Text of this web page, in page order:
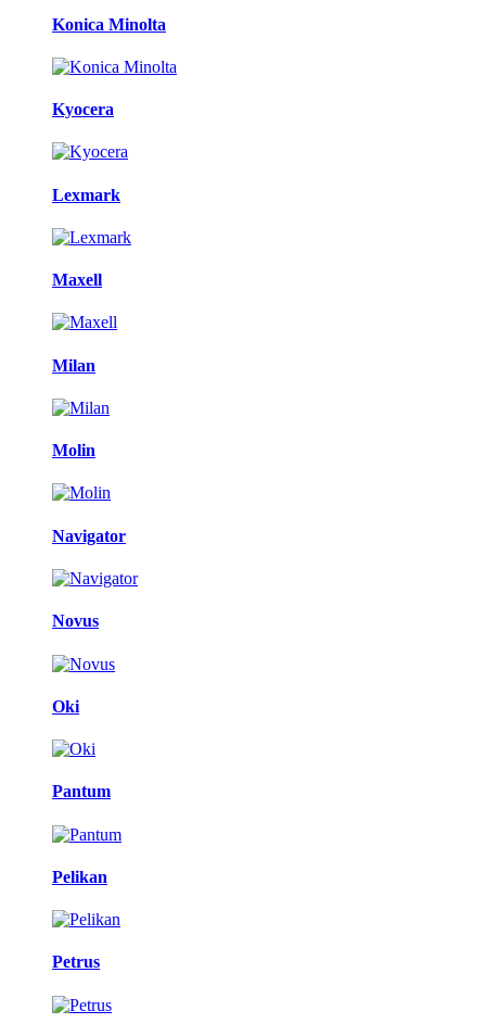
Konica Minolta
Kyocera
Lexmark
Maxell
Milan
Molin
Navigator
Novus
Oki
Pantum
Pelikan
Petrus